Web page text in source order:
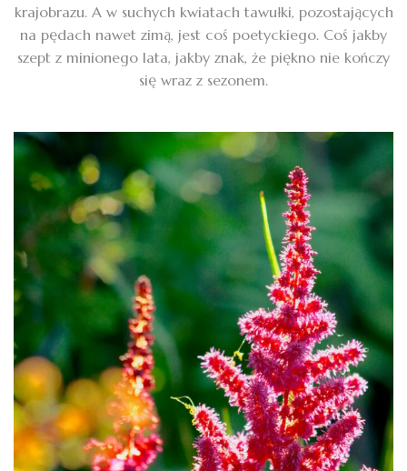
krajobrazu. A w suchych kwiatach tawułki, pozostających
na pędach nawet zimą, jest coś poetyckiego. Coś jakby
szept z minionego lata, jakby znak, że piękno nie kończy
się wraz z sezonem.